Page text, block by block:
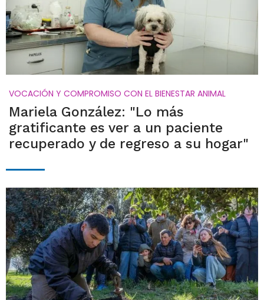
VOCACIÓN Y COMPROMISO CON EL BIENESTAR ANIMAL
Mariela González: "Lo más
gratificante es ver a un paciente
recuperado y de regreso a su hogar"